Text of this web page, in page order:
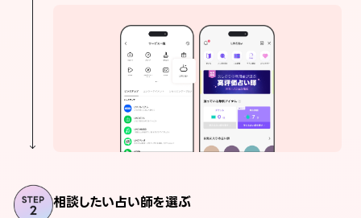
相談したい占い師を選ぶ